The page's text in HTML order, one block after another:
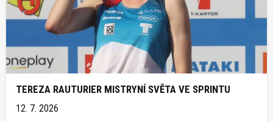
TEREZA RAUTURIER MISTRYNÍ SVĚTA VE SPRINTU
12. 7. 2026